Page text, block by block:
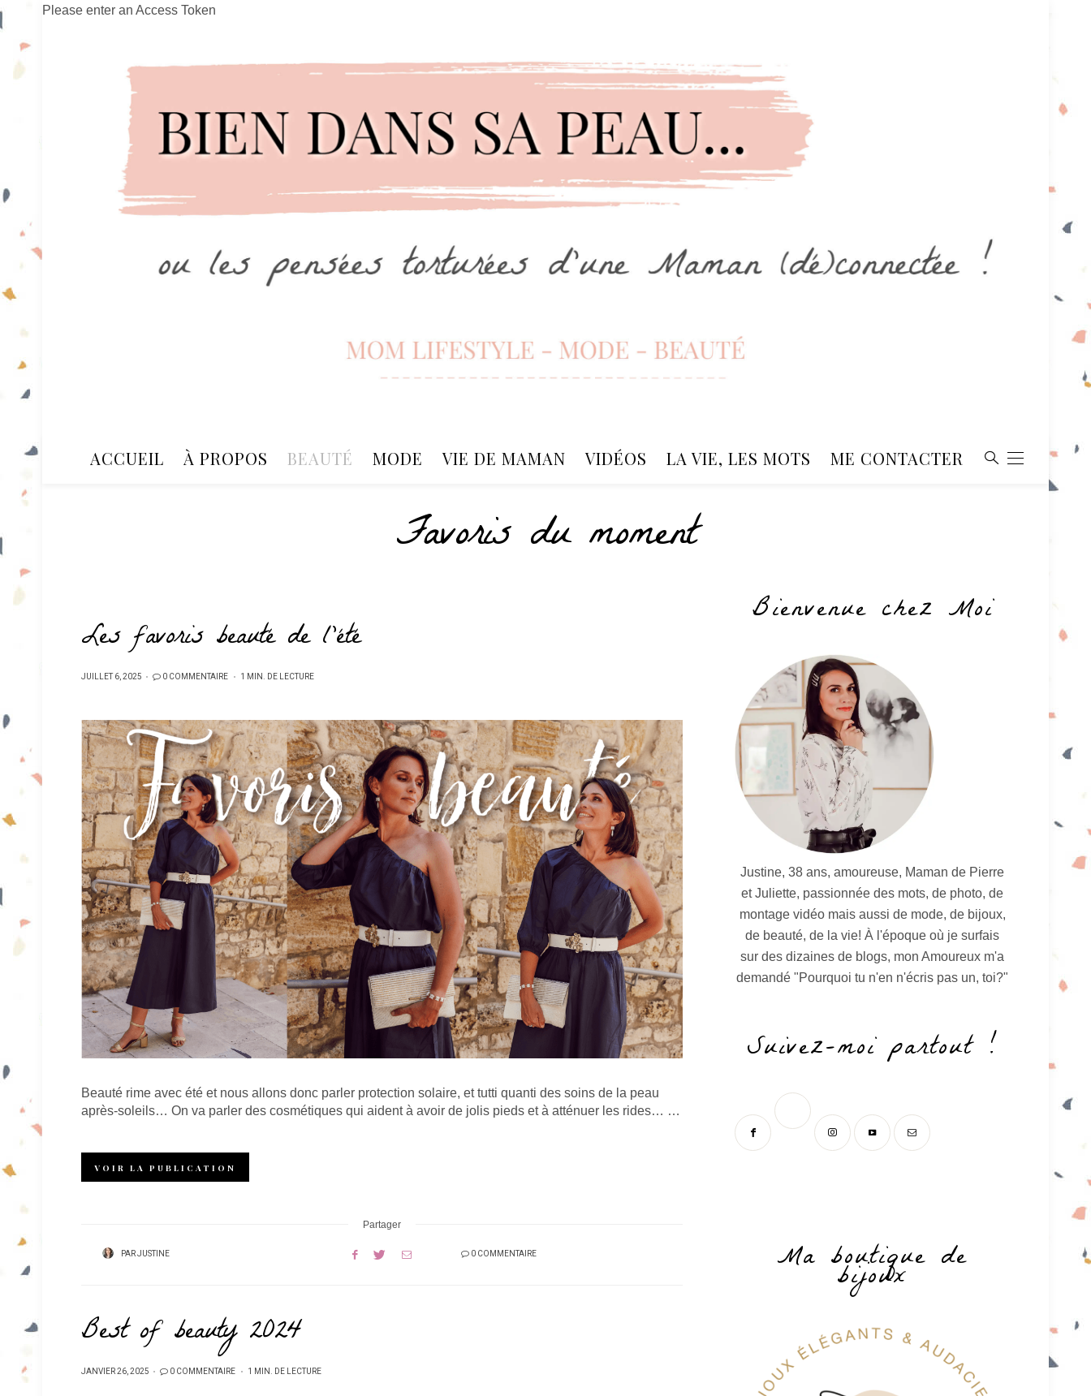
Please enter an Access Token
ACCUEIL À PROPOS BEAUTÉ MODE VIE DE MAMAN VIDÉOS LA VIE, LES MOTS ME CONTACTER
Favoris du moment
Les favoris beauté de l’été
PUBLIÉ
JUILLET 6, 2025 0 COMMENTAIRE 1 MIN. DE LECTURE
Beauté rime avec été et nous allons donc parler protection solaire, et tutti quanti des soins de la peau
après-soleils… On va parler des cosmétiques qui aident à avoir de jolis pieds et à atténuer les rides… …
VOIR LA PUBLICATION
Partager
PARJUSTINE 0 COMMENTAIRE
Best of beauty 2024
PUBLIÉ
JANVIER 26, 2025 0 COMMENTAIRE 1 MIN. DE LECTURE
Bienvenue chez Moi
Justine, 38 ans, amoureuse, Maman de Pierre
et Juliette, passionnée des mots, de photo, de
montage vidéo mais aussi de mode, de bijoux,
de beauté, de la vie! À l'époque où je surfais
sur des dizaines de blogs, mon Amoureux m'a
demandé "Pourquoi tu n'en n'écris pas un, toi?"
Suivez-moi partout !
Ma boutique de
bijoux